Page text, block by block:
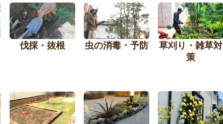
伐採・抜根 虫の消毒・予防
草刈り・雑草対
策